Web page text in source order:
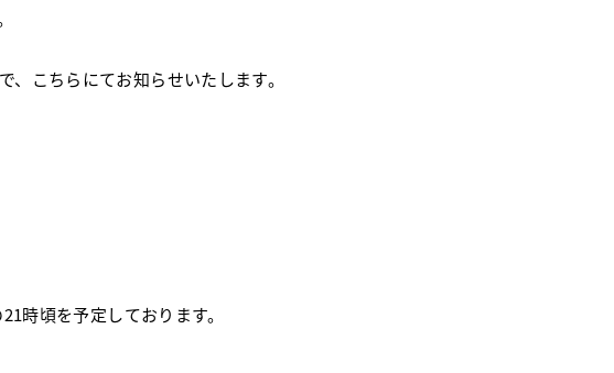
こちらにてお知らせいたします。
時頃を予定しております。